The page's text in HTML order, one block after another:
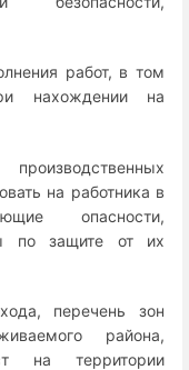
работ, в том
нахождении на
на работника в
опасности,
по защите от их
перечень зон
района,
на территории